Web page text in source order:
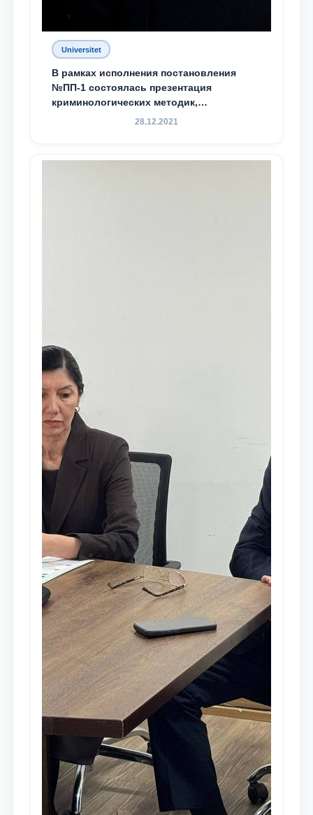
Universitet
В рамках исполнения постановления
№ПП-1 состоялась презентация
криминологических методик,
разработанных ТГЮУ
28.12.2021